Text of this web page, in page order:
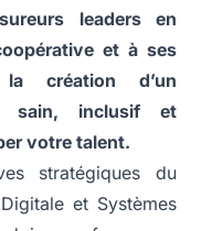
leaders en
et à ses
création d’un
sain, inclusif et
votre talent.
stratégiques du
et Systèmes